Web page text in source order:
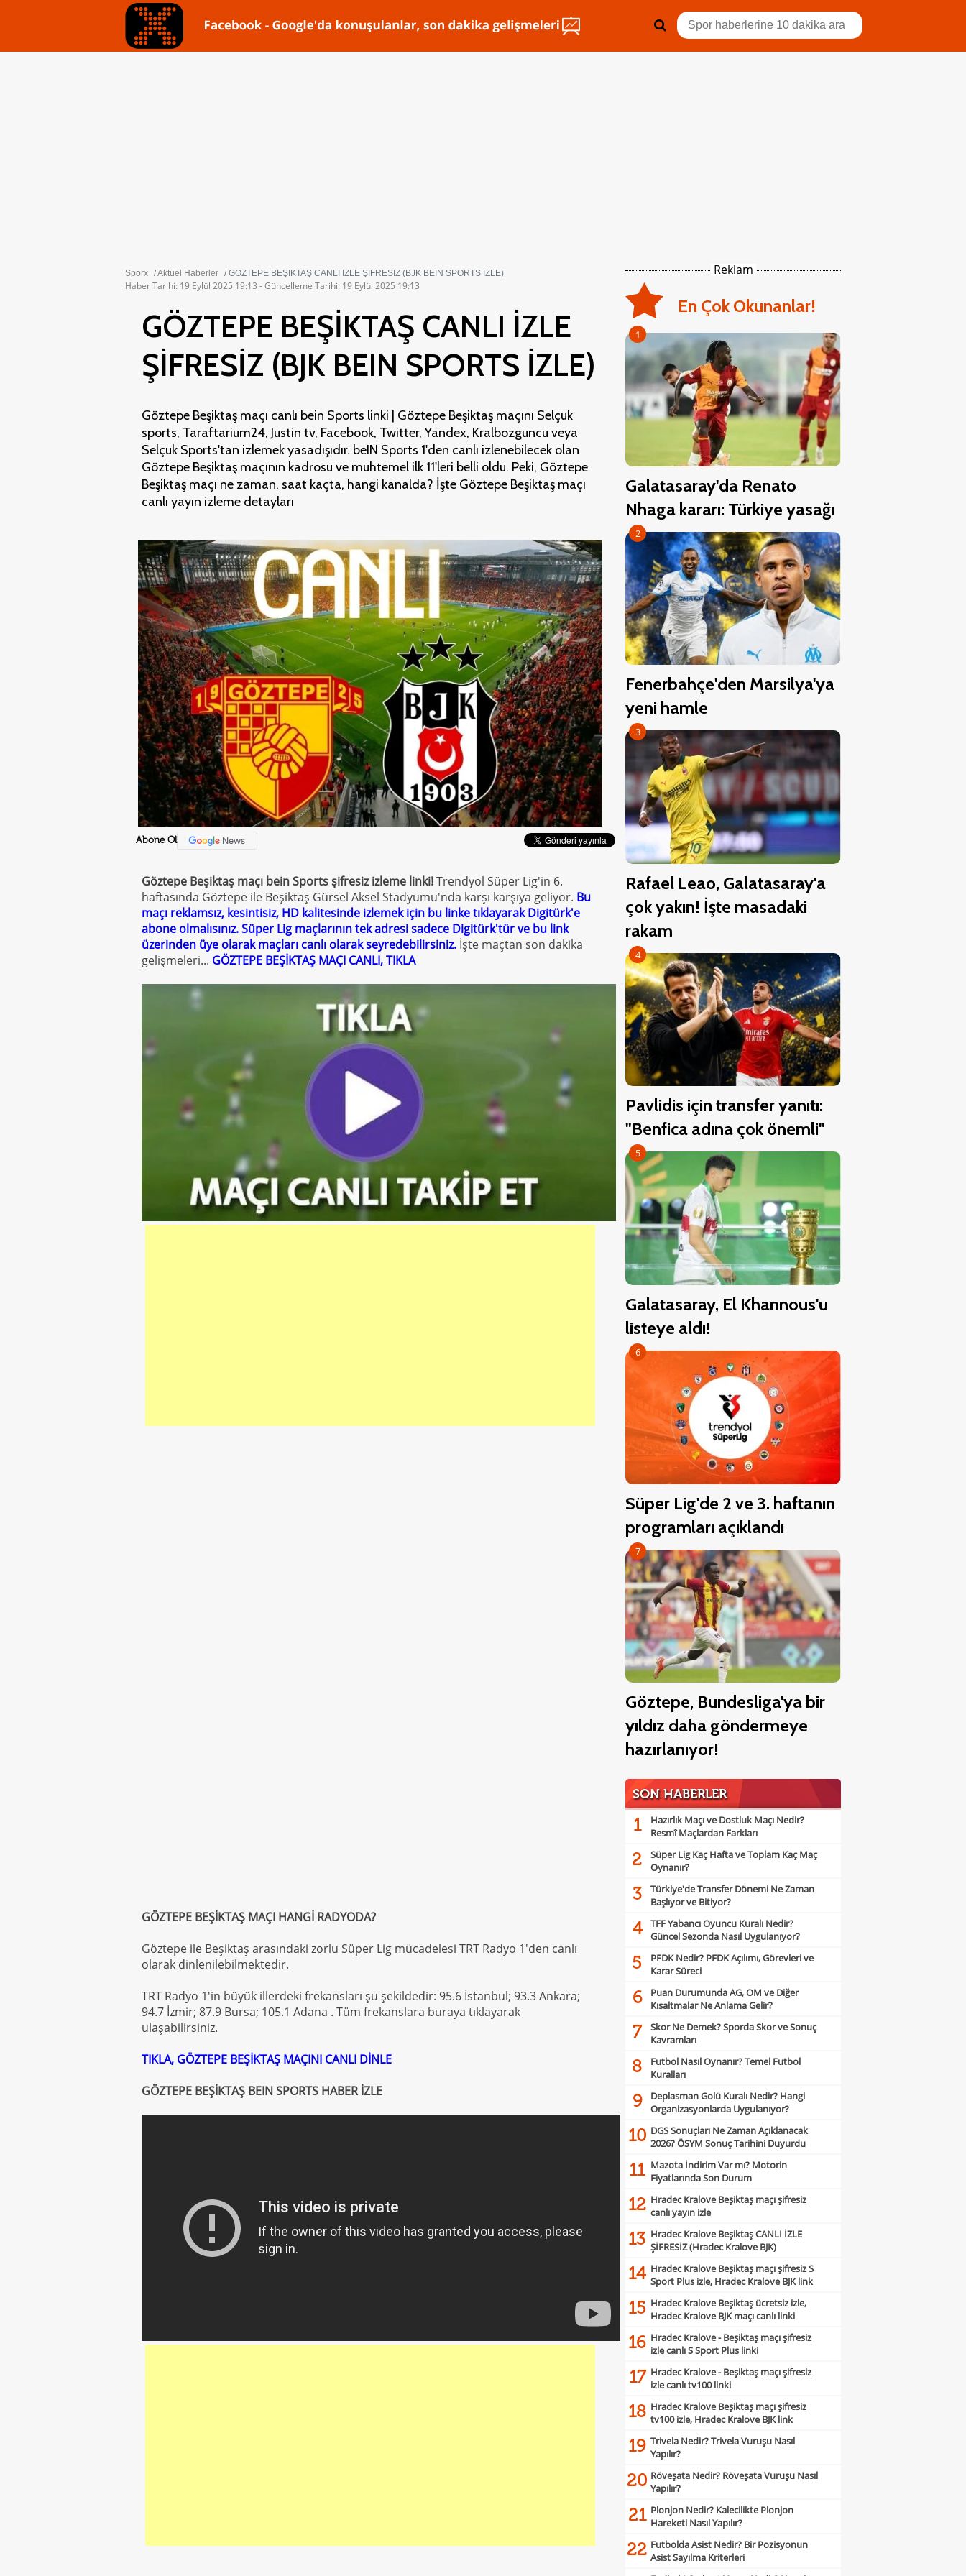
Sporx Aktüel Haberler GÖZTEPE BEŞİKTAŞ CANLI İZLE ŞİFRESİZ (BJK BEIN SPORTS İZLE)
Haber Tarihi: 19 Eylül 2025 19:13 - Güncelleme Tarihi: 19 Eylül 2025 19:13
GÖZTEPE BEŞİKTAŞ CANLI İZLE
ŞİFRESİZ (BJK BEIN SPORTS İZLE)
Göztepe Beşiktaş maçı canlı bein Sports linki | Göztepe Beşiktaş maçını Selçuk
sports, Taraftarium24, Justin tv, Facebook, Twitter, Yandex, Kralbozguncu veya
Selçuk Sports'tan izlemek yasadışıdır. beIN Sports 1'den canlı izlenebilecek olan
Göztepe Beşiktaş maçının kadrosu ve muhtemel ilk 11'leri belli oldu. Peki, Göztepe
Beşiktaş maçı ne zaman, saat kaçta, hangi kanalda? İşte Göztepe Beşiktaş maçı
canlı yayın izleme detayları
Abone Ol
Göztepe Beşiktaş maçı bein Sports şifresiz izleme linki!Trendyol Süper Lig'in 6.
haftasında Göztepe ile Beşiktaş Gürsel Aksel Stadyumu'nda karşı karşıya geliyor. Bu
maçı reklamsız, kesintisiz, HD kalitesinde izlemek için bu linke tıklayarak Digitürk'e
abone olmalısınız. Süper Lig maçlarının tek adresi sadece Digitürk'tür ve bu link
üzerinden üye olarak maçları canlı olarak seyredebilirsiniz. İşte maçtan son dakika
gelişmeleri... GÖZTEPE BEŞİKTAŞ MAÇI CANLI, TIKLA
GÖZTEPE BEŞİKTAŞ MAÇI HANGİ RADYODA?
Göztepe ile Beşiktaş arasındaki zorlu Süper Lig mücadelesi TRT Radyo 1'den canlı
olarak dinlenilebilmektedir.
TRT Radyo 1'in büyük illerdeki frekansları şu şekildedir: 95.6 İstanbul; 93.3 Ankara;
94.7 İzmir; 87.9 Bursa; 105.1 Adana . Tüm frekanslara buraya tıklayarak
ulaşabilirsiniz.
TIKLA, GÖZTEPE BEŞİKTAŞ MAÇINI CANLI DİNLE
GÖZTEPE BEŞİKTAŞ BEIN SPORTS HABER İZLE
Reklam
En Çok Okunanlar!
1
Galatasaray'da Renato
Nhaga kararı: Türkiye yasağı
2
Fenerbahçe'den Marsilya'ya
yeni hamle
3
Rafael Leao, Galatasaray'a
çok yakın! İşte masadaki
rakam
4
Pavlidis için transfer yanıtı:
"Benfica adına çok önemli"
5
Galatasaray, El Khannous'u
listeye aldı!
6
Süper Lig'de 2 ve 3. haftanın
programları açıklandı
7
Göztepe, Bundesliga'ya bir
yıldız daha göndermeye
hazırlanıyor!
SON HABERLER
1
Hazırlık Maçı ve Dostluk Maçı Nedir?
Resmî Maçlardan Farkları
2
Süper Lig Kaç Hafta ve Toplam Kaç Maç
Oynanır?
3
Türkiye'de Transfer Dönemi Ne Zaman
Başlıyor ve Bitiyor?
4
TFF Yabancı Oyuncu Kuralı Nedir?
Güncel Sezonda Nasıl Uygulanıyor?
5
PFDK Nedir? PFDK Açılımı, Görevleri ve
Karar Süreci
6
Puan Durumunda AG, OM ve Diğer
Kısaltmalar Ne Anlama Gelir?
7
Skor Ne Demek? Sporda Skor ve Sonuç
Kavramları
8
Futbol Nasıl Oynanır? Temel Futbol
Kuralları
9
Deplasman Golü Kuralı Nedir? Hangi
Organizasyonlarda Uygulanıyor?
10 DGS Sonuçları Ne Zaman Açıklanacak
2026? ÖSYM Sonuç Tarihini Duyurdu
11 Mazota İndirim Var mı? Motorin
Fiyatlarında Son Durum
12 Hradec Kralove Beşiktaş maçı şifresiz
canlı yayın izle
13 Hradec Kralove Beşiktaş CANLI İZLE
ŞİFRESİZ (Hradec Kralove BJK)
14 Hradec Kralove Beşiktaş maçı şifresiz S
Sport Plus izle, Hradec Kralove BJK link
15 Hradec Kralove Beşiktaş ücretsiz izle,
Hradec Kralove BJK maçı canlı linki
16 Hradec Kralove - Beşiktaş maçı şifresiz
izle canlı S Sport Plus linki
17 Hradec Kralove - Beşiktaş maçı şifresiz
izle canlı tv100 linki
18 Hradec Kralove Beşiktaş maçı şifresiz
tv100 izle, Hradec Kralove BJK link
19 Trivela Nedir? Trivela Vuruşu Nasıl
Yapılır?
20 Röveşata Nedir? Röveşata Vuruşu Nasıl
Yapılır?
21 Plonjon Nedir? Kalecilikte Plonjon
Hareketi Nasıl Yapılır?
22 Futbolda Asist Nedir? Bir Pozisyonun
Asist Sayılma Kriterleri